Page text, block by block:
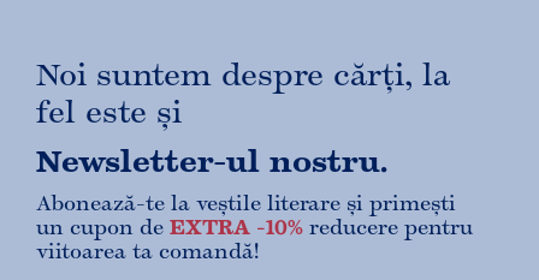
Noi suntem despre cărți, la
fel este și
Newsletter-ul nostru.
Abonează-te la veștile literare și primești
un cupon de EXTRA -10% reducere pentru
viitoarea ta comandă!